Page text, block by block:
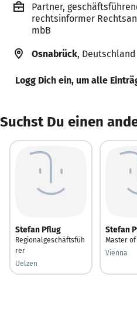
Partner,
rechtsinformer
mbB
Osnabrück, Deutschland
Logg Dich ein, um alle
Suchst Du einen
Stefan Pflug
Regionalgeschäftsfüh
rer
Uelzen
Stefan
Master of
Vienna